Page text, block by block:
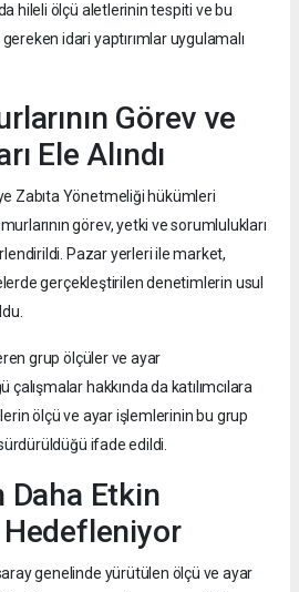
hileli ölçü aletlerinin tespiti ve bu
idari yaptırımlar uygulamalı
Görev ve
Ele Alındı
Zabıta Yönetmeliği hükümleri
görev, yetki ve sorumlulukları
Pazar yerleri ile market,
gerçekleştirilen denetimlerin usul
grup ölçüler ve ayar
hakkında da katılımcılara
ölçü ve ayar işlemlerinin bu grup
ifade edildi.
Daha Etkin
genelinde yürütülen ölçü ve ayar